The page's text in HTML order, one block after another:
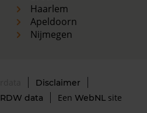
Haarlem
Apeldoorn
Nijmegen
Disclaimer
RDW data Een WebNLsite